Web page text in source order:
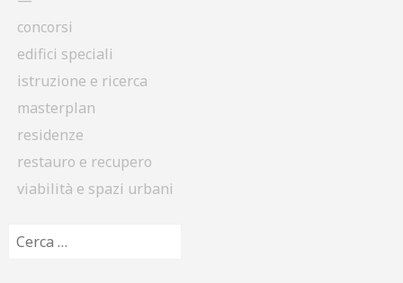
concorsi
edifici speciali
istruzione e ricerca
masterplan
residenze
restauro e recupero
viabilità e spazi urbani
Ricerca per: